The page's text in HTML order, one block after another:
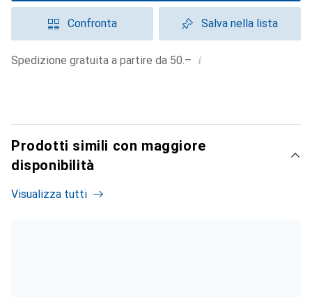
Confronta Salva nella lista
Spedizione gratuita a partire da 50.– i
Prodotti simili con maggiore
disponibilità
Visualizza tutti